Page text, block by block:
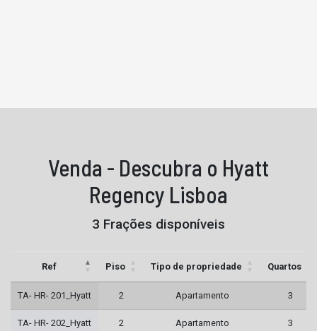
Venda - Descubra o Hyatt
Regency Lisboa
3 Frações disponíveis
Ref Piso Tipo de propriedade Quartos
TA- HR- 201_Hyatt 2 Apartamento 3
TA- HR- 202_Hyatt 2 Apartamento 3